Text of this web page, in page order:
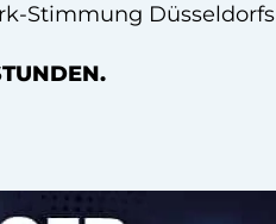
Stimmung Düsseldorfs